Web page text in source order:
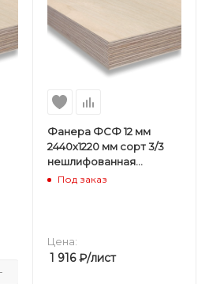
Фанера ФСФ 12 мм
2440х1220 мм сорт 3/3
нешлифованная
хвойная
Под заказ
Цена:
1 916₽/лист